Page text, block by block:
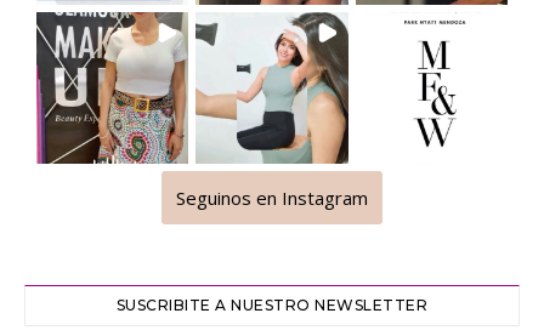
Seguinos en Instagram
SUSCRIBITE A NUESTRO NEWSLETTER